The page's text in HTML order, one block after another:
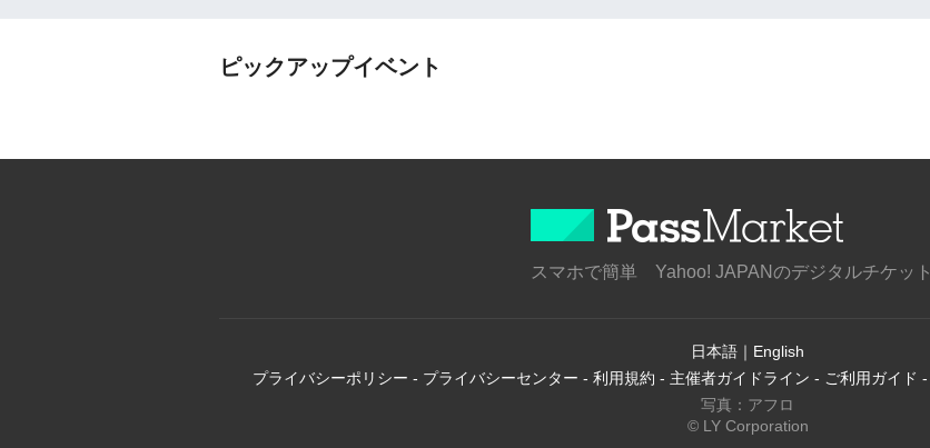
ピックアップイベント
スマホで簡単 Yahoo! JAPANのデジタルチケット
日本語 ｜ English
プライバシーポリシー - プライバシーセンター - 利用規約 - 主催者ガイドライン - ご利用ガイド -
写真：アフロ
© LY Corporation